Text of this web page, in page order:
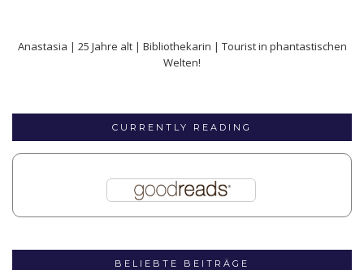
Anastasia | 25 Jahre alt | Bibliothekarin | Tourist in phantastischen
Welten!
CURRENTLY READING
BELIEBTE BEITRÄGE